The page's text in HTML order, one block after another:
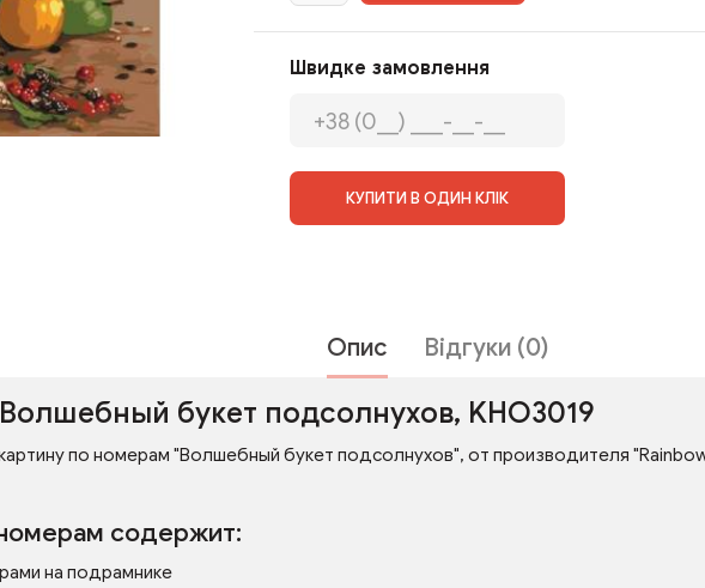
Швидке замовлення
КУПИТИ В ОДИН КЛІК
Опис Відгуки (0)
букет подсолнухов, KHO3019
по номерам "Волшебный букет подсолнухов", от производителя
содержит:
на подрамнике